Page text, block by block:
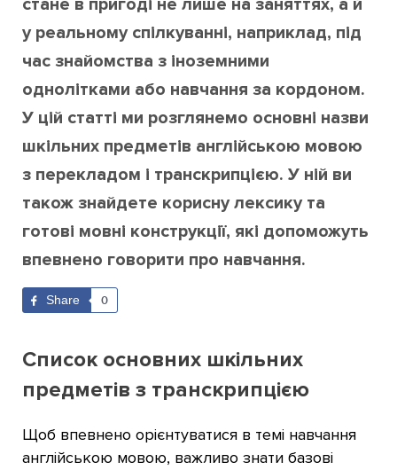
стане в пригоді не лише на заняттях, а й
у реальному спілкуванні, наприклад, під
час знайомства з іноземними
однолітками або навчання за кордоном.
У цій статті ми розглянемо основні назви
шкільних предметів англійською мовою
з перекладом і транскрипцією. У ній ви
також знайдете корисну лексику та
готові мовні конструкції, які допоможуть
впевнено говорити про навчання.
Share 0
Список основних шкільних
предметів з транскрипцією
Щоб впевнено орієнтуватися в темі навчання
англійською мовою, важливо знати базові